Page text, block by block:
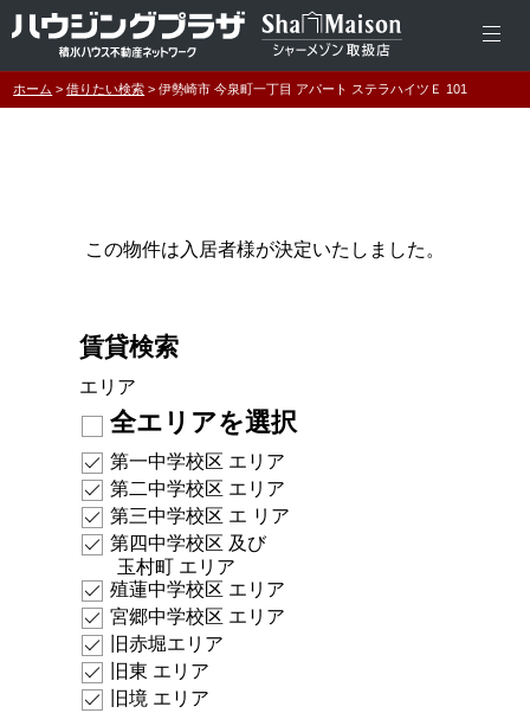
ホーム 借りたい検索 伊勢崎市 今泉町一丁目 アパート ステラハイツＥ 101
この物件は入居者様が決定いたしました。
賃貸検索
エリア
全エリアを選択
第一中学校区 エリア
第二中学校区 エリア
第三中学校区 エ リア
第四中学校区 及び
玉村町 エリア
殖蓮中学校区 エリア
宮郷中学校区 エリア
旧赤堀エリア
旧東 エリア
旧境 エリア